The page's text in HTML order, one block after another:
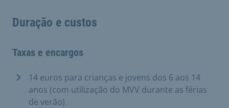
Duração e custos
Taxas e encargos
14 euros para crianças e jovens dos 6 aos 14
anos (com utilização do MVV durante as férias
de verão)